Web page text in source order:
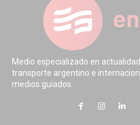
Medio especializado en
transporte argentino e
medios guiados.